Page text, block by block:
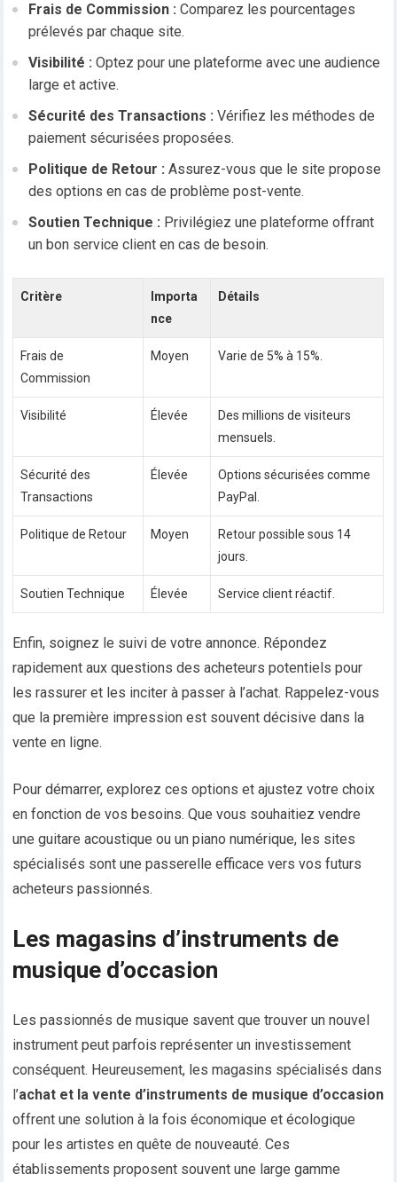
Frais de Commission : Comparez les pourcentages
prélevés par chaque site.
Visibilité : Optez pour une plateforme avec une audience
large et active.
Sécurité des Transactions : Vérifiez les méthodes de
paiement sécurisées proposées.
Politique de Retour : Assurez-vous que le site propose
des options en cas de problème post-vente.
Soutien Technique : Privilégiez une plateforme offrant
un bon service client en cas de besoin.
Critère
Importa
nce
Détails
Frais de
Commission
Moyen Varie de 5% à 15%.
Visibilité Élevée
Des millions de visiteurs
mensuels.
Sécurité des
Transactions
Élevée
Options sécurisées comme
PayPal.
Politique de Retour Moyen
Retour possible sous 14
jours.
Soutien Technique Élevée Service client réactif.
Enfin, soignez le suivi de votre annonce. Répondez
rapidement aux questions des acheteurs potentiels pour
les rassurer et les inciter à passer à l’achat. Rappelez-vous
que la première impression est souvent décisive dans la
vente en ligne.
Pour démarrer, explorez ces options et ajustez votre choix
en fonction de vos besoins. Que vous souhaitiez vendre
une guitare acoustique ou un piano numérique, les sites
spécialisés sont une passerelle efficace vers vos futurs
acheteurs passionnés.
Les magasins d’instruments de
musique d’occasion
Les passionnés de musique savent que trouver un nouvel
instrument peut parfois représenter un investissement
conséquent. Heureusement, les magasins spécialisés dans
l’achat et la vente d’instruments de musique d’occasion
offrent une solution à la fois économique et écologique
pour les artistes en quête de nouveauté. Ces
établissements proposent souvent une large gamme